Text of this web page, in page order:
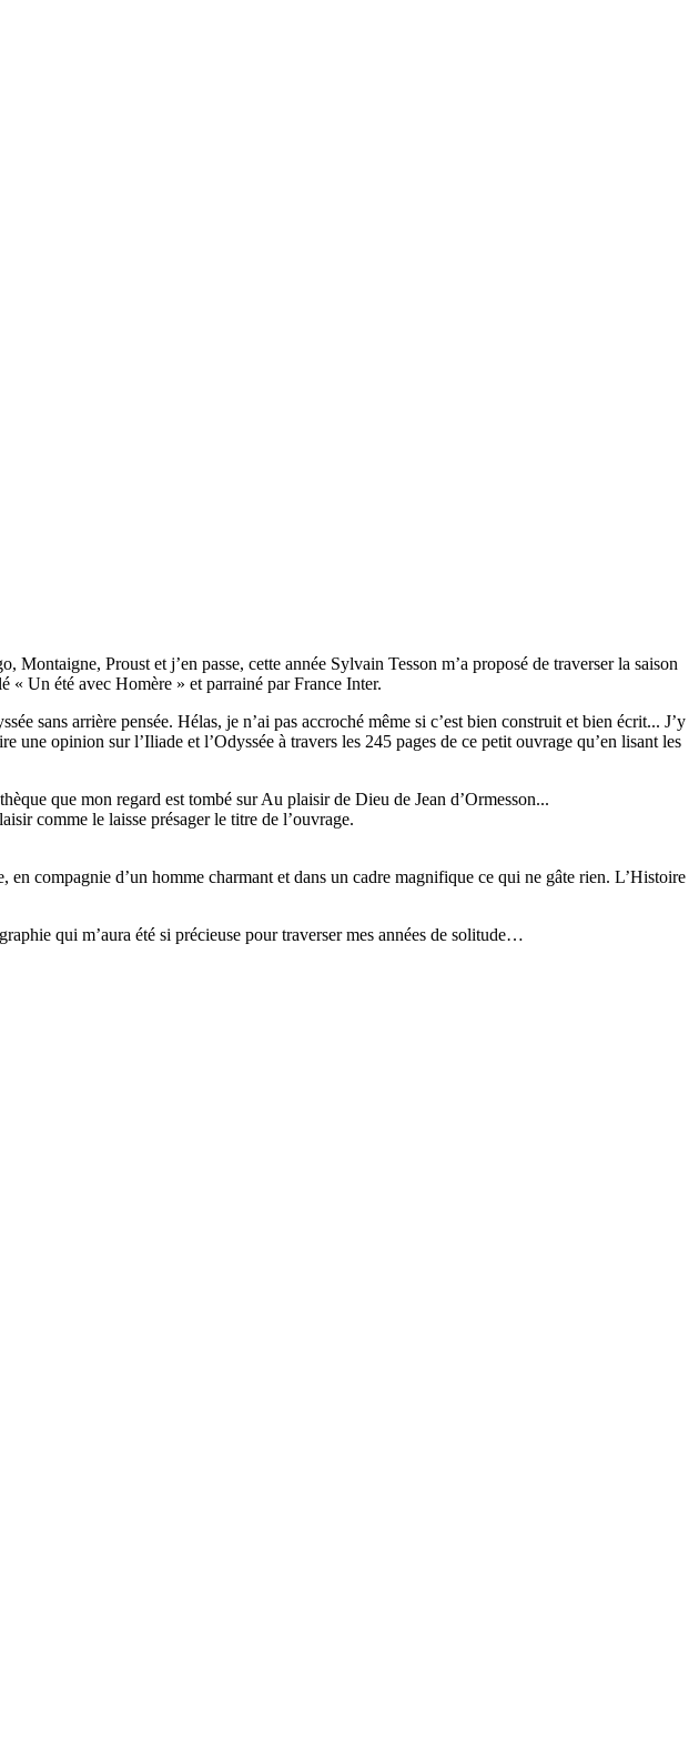
Proust et j’en passe, cette année Sylvain Tesson m’a proposé de traverser la saison
« Un été avec Homère » et parrainé par France Inter.
sans arrière pensée. Hélas, je n’ai pas accroché même si c’est bien construit et bien écrit... J’y
une opinion sur l’Iliade et l’Odyssée à travers les 245 pages de ce petit ouvrage qu’en lisant les
que mon regard est tombé sur Au plaisir de Dieu de Jean d’Ormesson...
comme le laisse présager le titre de l’ouvrage.
compagnie d’un homme charmant et dans un cadre magnifique ce qui ne gâte rien. L’Histoire
qui m’aura été si précieuse pour traverser mes années de solitude…